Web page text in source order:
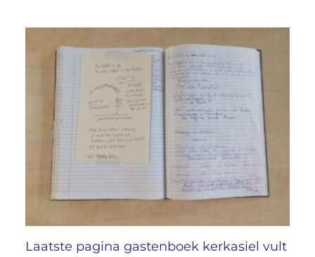
Laatste pagina gastenboek kerkasiel vult